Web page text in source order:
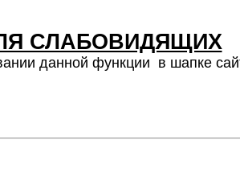
СЛАБОВИДЯЩИХ
данной функции в шапке